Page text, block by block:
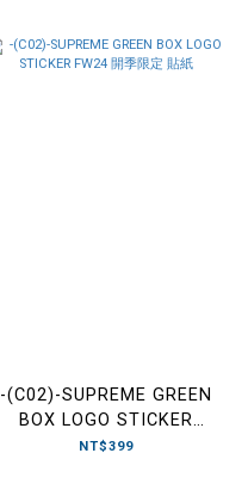
-(C02)-SUPREME GREEN
BOX LOGO STICKER
FW24 開季限定 貼紙
NT$399